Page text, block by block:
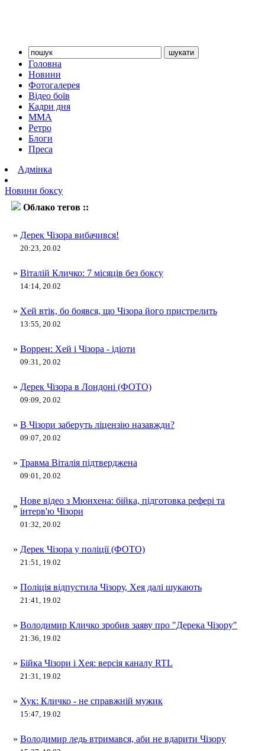
Головна
Новини
Фотогалерея
Відео боїв
Кадри дня
ММА
Ретро
Блоги
Преса
Адмінка
Новини боксу
Облако тегов ::
» Дерек Чізора вибачився!
20:23, 20.02
» Віталій Кличко: 7 місяців без боксу
14:14, 20.02
» Хей втік, бо боявся, що Чізора його пристрелить
13:55, 20.02
» Воррен: Хей і Чізора - ідіоти
09:31, 20.02
» Дерек Чізора в Лондоні (ФОТО)
09:09, 20.02
» В Чізори заберуть ліцензію назавжди?
09:07, 20.02
» Травма Віталія підтверджена
09:01, 20.02
»
Нове відео з Мюнхена: бійка, підготовка рефері та
інтерв'ю Чізори
01:32, 20.02
» Дерек Чізора у поліції (ФОТО)
21:51, 19.02
» Поліція відпустила Чізору, Хея далі шукають
21:41, 19.02
» Володимир Кличко зробив заяву про "Дерека Чізору"
21:36, 19.02
» Бійка Чізори і Хея: версія каналу RTL
21:31, 19.02
» Хук: Кличко - не справжній мужик
15:47, 19.02
» Володимир ледь втримався, аби не вдарити Чізору